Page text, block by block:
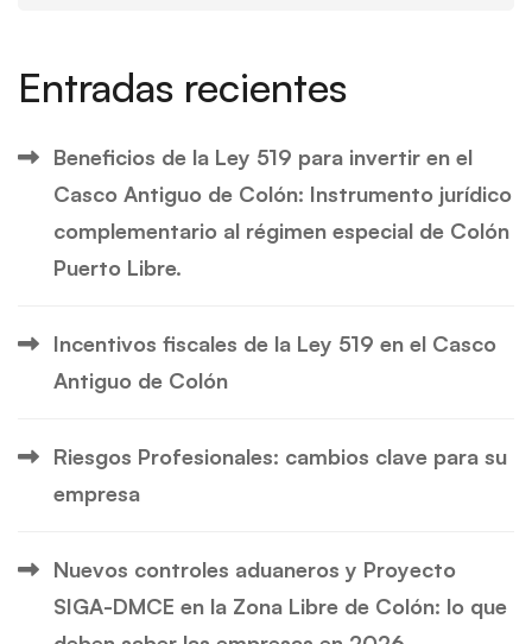
Entradas recientes
Beneficios de la Ley 519 para invertir en el
Casco Antiguo de Colón: Instrumento jurídico
complementario al régimen especial de Colón
Puerto Libre.
Incentivos fiscales de la Ley 519 en el Casco
Antiguo de Colón
Riesgos Profesionales: cambios clave para su
empresa
Nuevos controles aduaneros y Proyecto
SIGA-DMCE en la Zona Libre de Colón: lo que